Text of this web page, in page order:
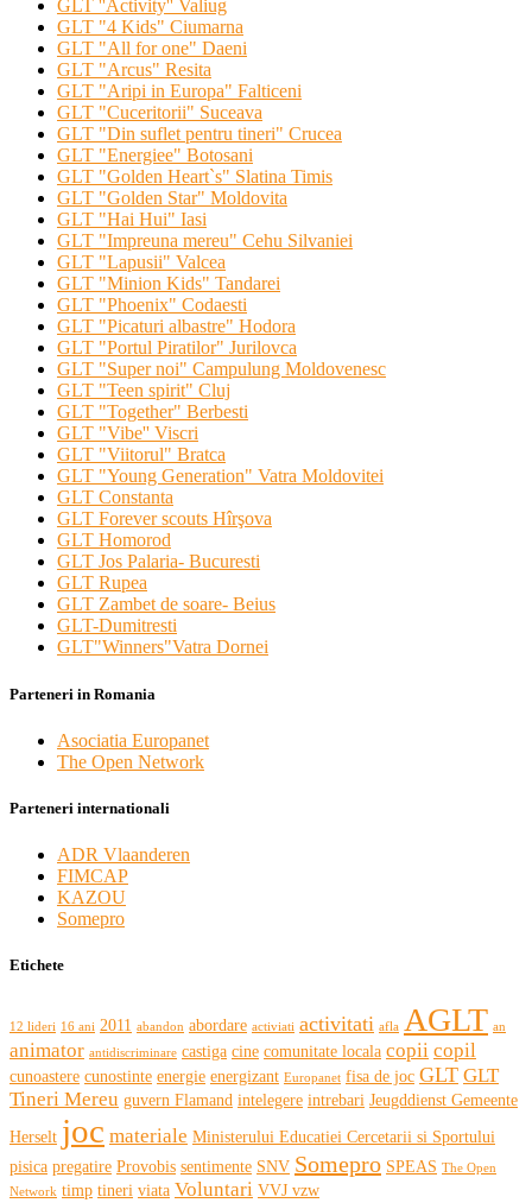
GLT ''Activity'' Valiug
GLT "4 Kids" Ciumarna
GLT "All for one" Daeni
GLT "Arcus" Resita
GLT "Aripi in Europa" Falticeni
GLT "Cuceritorii" Suceava
GLT "Din suflet pentru tineri" Crucea
GLT "Energiee" Botosani
GLT "Golden Heart`s" Slatina Timis
GLT "Golden Star" Moldovita
GLT "Hai Hui" Iasi
GLT "Impreuna mereu" Cehu Silvaniei
GLT "Lapusii" Valcea
GLT "Minion Kids" Tandarei
GLT "Phoenix" Codaesti
GLT "Picaturi albastre" Hodora
GLT "Portul Piratilor" Jurilovca
GLT "Super noi" Campulung Moldovenesc
GLT "Teen spirit" Cluj
GLT "Together" Berbesti
GLT "Vibe'' Viscri
GLT "Viitorul" Bratca
GLT "Young Generation" Vatra Moldovitei
GLT Constanta
GLT Forever scouts Hîrşova
GLT Homorod
GLT Jos Palaria- Bucuresti
GLT Rupea
GLT Zambet de soare- Beius
GLT-Dumitresti
GLT"Winners"Vatra Dornei
Parteneri in Romania
Asociatia Europanet
The Open Network
Parteneri internationali
ADR Vlaanderen
FIMCAP
KAZOU
Somepro
Etichete
12 lideri 16 ani 2011 abandon abordare activiati activitati afla AGLT an
animator antidiscriminare castiga cine comunitate locala copii copil
cunoastere cunostinte energie energizant Europanet fisa de joc GLT GLT
Tineri Mereu guvern Flamand intelegere intrebari Jeugddienst Gemeente
Herselt joc materiale Ministerului Educatiei Cercetarii si Sportului
pisica pregatire Provobis sentimente SNV Somepro SPEAS The Open
Network timp tineri viata Voluntari VVJ vzw